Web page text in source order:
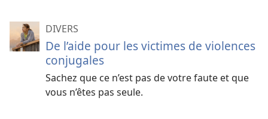
DIVERS
De l’aide pour les victimes de violences
conjugales
Sachez que ce n’est pas de votre faute et que
vous n’êtes pas seule.